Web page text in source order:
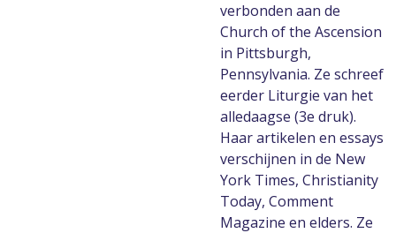
verbonden aan de
Church of the Ascension
in Pittsburgh,
Pennsylvania. Ze schreef
eerder Liturgie van het
alledaagse (3e druk).
Haar artikelen en essays
verschijnen in de New
York Times, Christianity
Today, Comment
Magazine en elders. Ze